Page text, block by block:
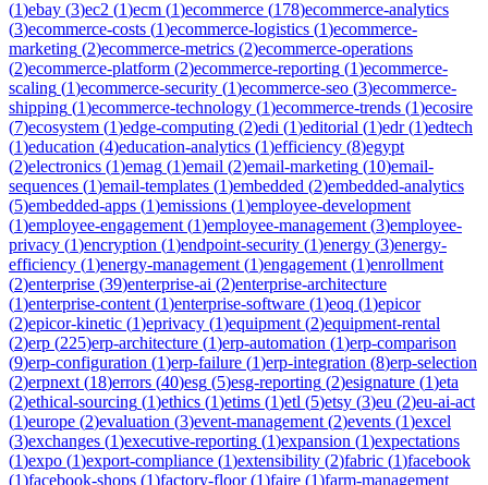
(1)ebay (3)ec2 (1)ecm (1)ecommerce (178)ecommerce-analytics
(3)ecommerce-costs (1)ecommerce-logistics (1)ecommerce-
marketing (2)ecommerce-metrics (2)ecommerce-operations
(2)ecommerce-platform (2)ecommerce-reporting (1)ecommerce-
scaling (1)ecommerce-security (1)ecommerce-seo (3)ecommerce-
shipping (1)ecommerce-technology (1)ecommerce-trends (1)ecosire
(7)ecosystem (1)edge-computing (2)edi (1)editorial (1)edr(1)edtech
(1)education (4)education-analytics (1)efficiency (8)egypt
(2)electronics (1)emag (1)email (2)email-marketing (10)email-
sequences (1)email-templates (1)embedded (2)embedded-analytics
(5)embedded-apps (1)emissions (1)employee-development
(1)employee-engagement (1)employee-management (3)employee-
privacy (1)encryption (1)endpoint-security (1)energy (3)energy-
efficiency (1)energy-management (1)engagement (1)enrollment
(2)enterprise (39)enterprise-ai (2)enterprise-architecture
(1)enterprise-content (1)enterprise-software (1)eoq (1)epicor
(2)epicor-kinetic (1)eprivacy (1)equipment (2)equipment-rental
(2)erp (225)erp-architecture (1)erp-automation (1)erp-comparison
(9)erp-configuration (1)erp-failure (1)erp-integration (8)erp-selection
(2)erpnext (18)errors (40)esg (5)esg-reporting (2)esignature (1)eta
(2)ethical-sourcing (1)ethics (1)etims (1)etl (5)etsy (3)eu (2)eu-ai-act
(1)europe (2)evaluation (3)event-management (2)events (1)excel
(3)exchanges (1)executive-reporting (1)expansion (1)expectations
(1)expo (1)export-compliance (1)extensibility (2)fabric (1)facebook
(1)facebook-shops (1)factory-floor(1)faire (1)farm-management